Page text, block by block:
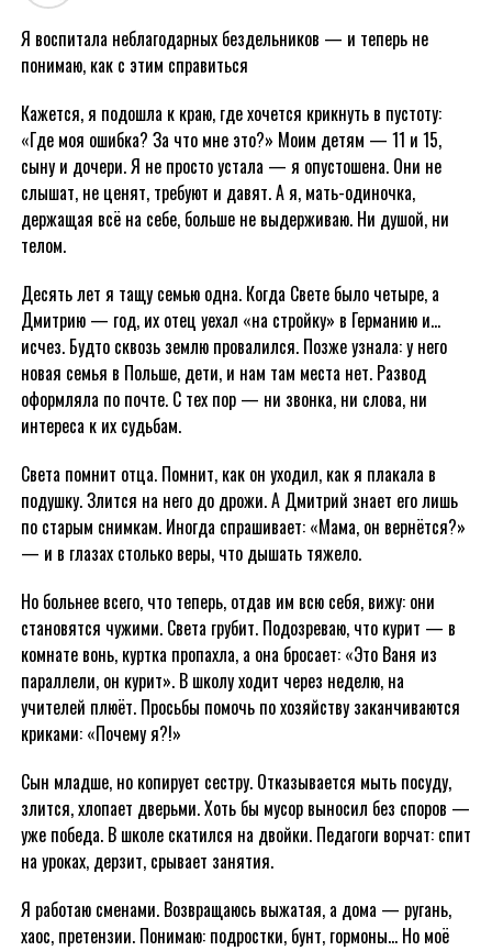
Я воспитала неблагодарных бездельников — и теперь не
понимаю, как с этим справиться
Кажется, я подошла к краю, где хочется крикнуть в пустоту:
«Где моя ошибка? За что мне это?» Моим детям — 11 и 15,
сыну и дочери. Я не просто устала — я опустошена. Они не
слышат, не ценят, требуют и давят. А я, мать-одиночка,
держащая всё на себе, больше не выдерживаю. Ни душой, ни
телом.
Десять лет я тащу семью одна. Когда Свете было четыре, а
Дмитрию — год, их отец уехал «на стройку» в Германию и…
исчез. Будто сквозь землю провалился. Позже узнала: у него
новая семья в Польше, дети, и нам там места нет. Развод
оформляла по почте. С тех пор — ни звонка, ни слова, ни
интереса к их судьбам.
Света помнит отца. Помнит, как он уходил, как я плакала в
подушку. Злится на него до дрожи. А Дмитрий знает его лишь
по старым снимкам. Иногда спрашивает: «Мама, он вернётся?»
— и в глазах столько веры, что дышать тяжело.
Но больнее всего, что теперь, отдав им всю себя, вижу: они
становятся чужими. Света грубит. Подозреваю, что курит — в
комнате вонь, куртка пропахла, а она бросает: «Это Ваня из
параллели, он курит». В школу ходит через неделю, на
учителей плюёт. Просьбы помочь по хозяйству заканчиваются
криками: «Почему я?!»
Сын младше, но копирует сестру. Отказывается мыть посуду,
злится, хлопает дверьми. Хоть бы мусор выносил без споров —
уже победа. В школе скатился на двойки. Педагоги ворчат: спит
на уроках, дерзит, срывает занятия.
Я работаю сменами. Возвращаюсь выжатая, а дома — ругань,
хаос, претензии. Понимаю: подростки, бунт, гормоны… Но моё